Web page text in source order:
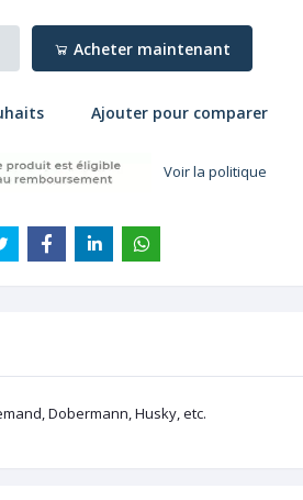
Acheter maintenant
Ajouter pour comparer
Voir la politique
Dobermann, Husky, etc.